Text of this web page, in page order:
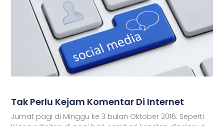
Tak Perlu Kejam Komentar Di Internet
Jumat pagi di Minggu ke 3 bulan Oktober 2016. Seperti